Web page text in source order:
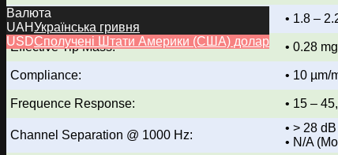
Recommended Tracking Force: • 1.8 –
Effective Tip Mass: • 0.28 mg
Compliance: • 10 µm/
Frequence Response: • 15 –
Channel Separation @ 1000 Hz:
• > 28 dB
• N/A
Валюта
UAHУкраїнська гривня
USDСполучені Штати Америки (США) долар